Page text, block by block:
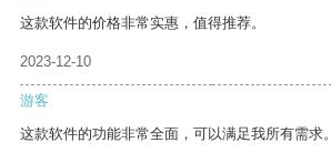
这款软件的价格非常实惠，值得推荐。
2023-12-10
游客
这款软件的功能非常全面，可以满足我所有需求。